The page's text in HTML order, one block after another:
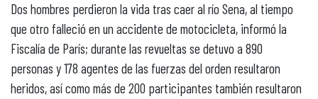
Dos hombres perdieron la vida tras caer al río Sena, al tiempo
que otro falleció en un accidente de motocicleta, informó la
Fiscalía de París; durante las revueltas se detuvo a 890
personas y 178 agentes de las fuerzas del orden resultaron
heridos, así como más de 200 participantes también resultaron